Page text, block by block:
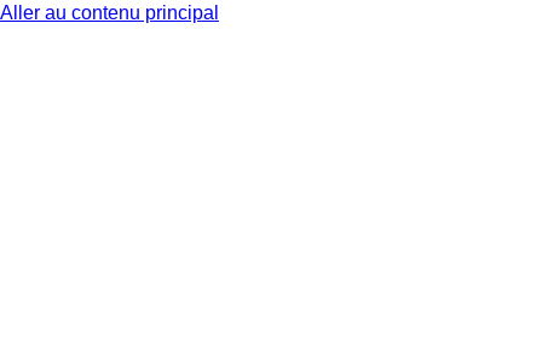
Aller au contenu principal